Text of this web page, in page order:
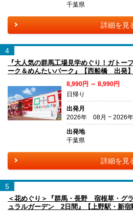
千葉県
詳細を見
4
『大人気の群馬工場見学めぐり！ガトー
ーク＆めんたいパーク』【西船橋 出発】
8,990円 ～ 8,990円
日帰り
出発月
2026年 08月 ~ 2026
出発地
千葉県
詳細を見
5
＜花めぐり＞『群馬・長野 宿根草・グ
ュラルガーデン 2日間』【上野駅・新宿